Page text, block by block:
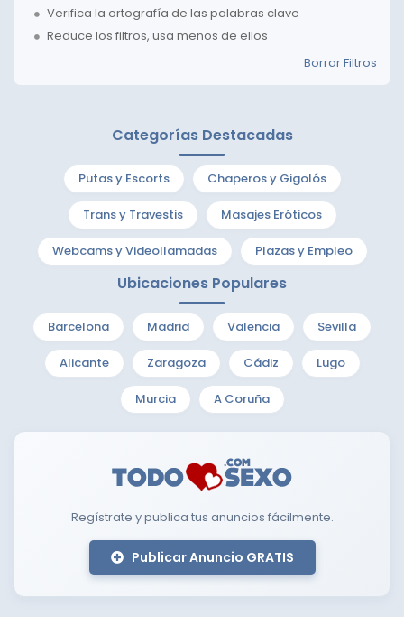
Verifica la ortografía de las palabras clave
Reduce los filtros, usa menos de ellos
Borrar Filtros
Categorías Destacadas
Putas y Escorts Chaperos y Gigolós
Trans y Travestis Masajes Eróticos
Webcams y Videollamadas Plazas y Empleo
Ubicaciones Populares
Barcelona Madrid Valencia Sevilla
Alicante Zaragoza Cádiz Lugo
Murcia A Coruña
Regístrate y publica tus anuncios fácilmente.
Publicar Anuncio GRATIS